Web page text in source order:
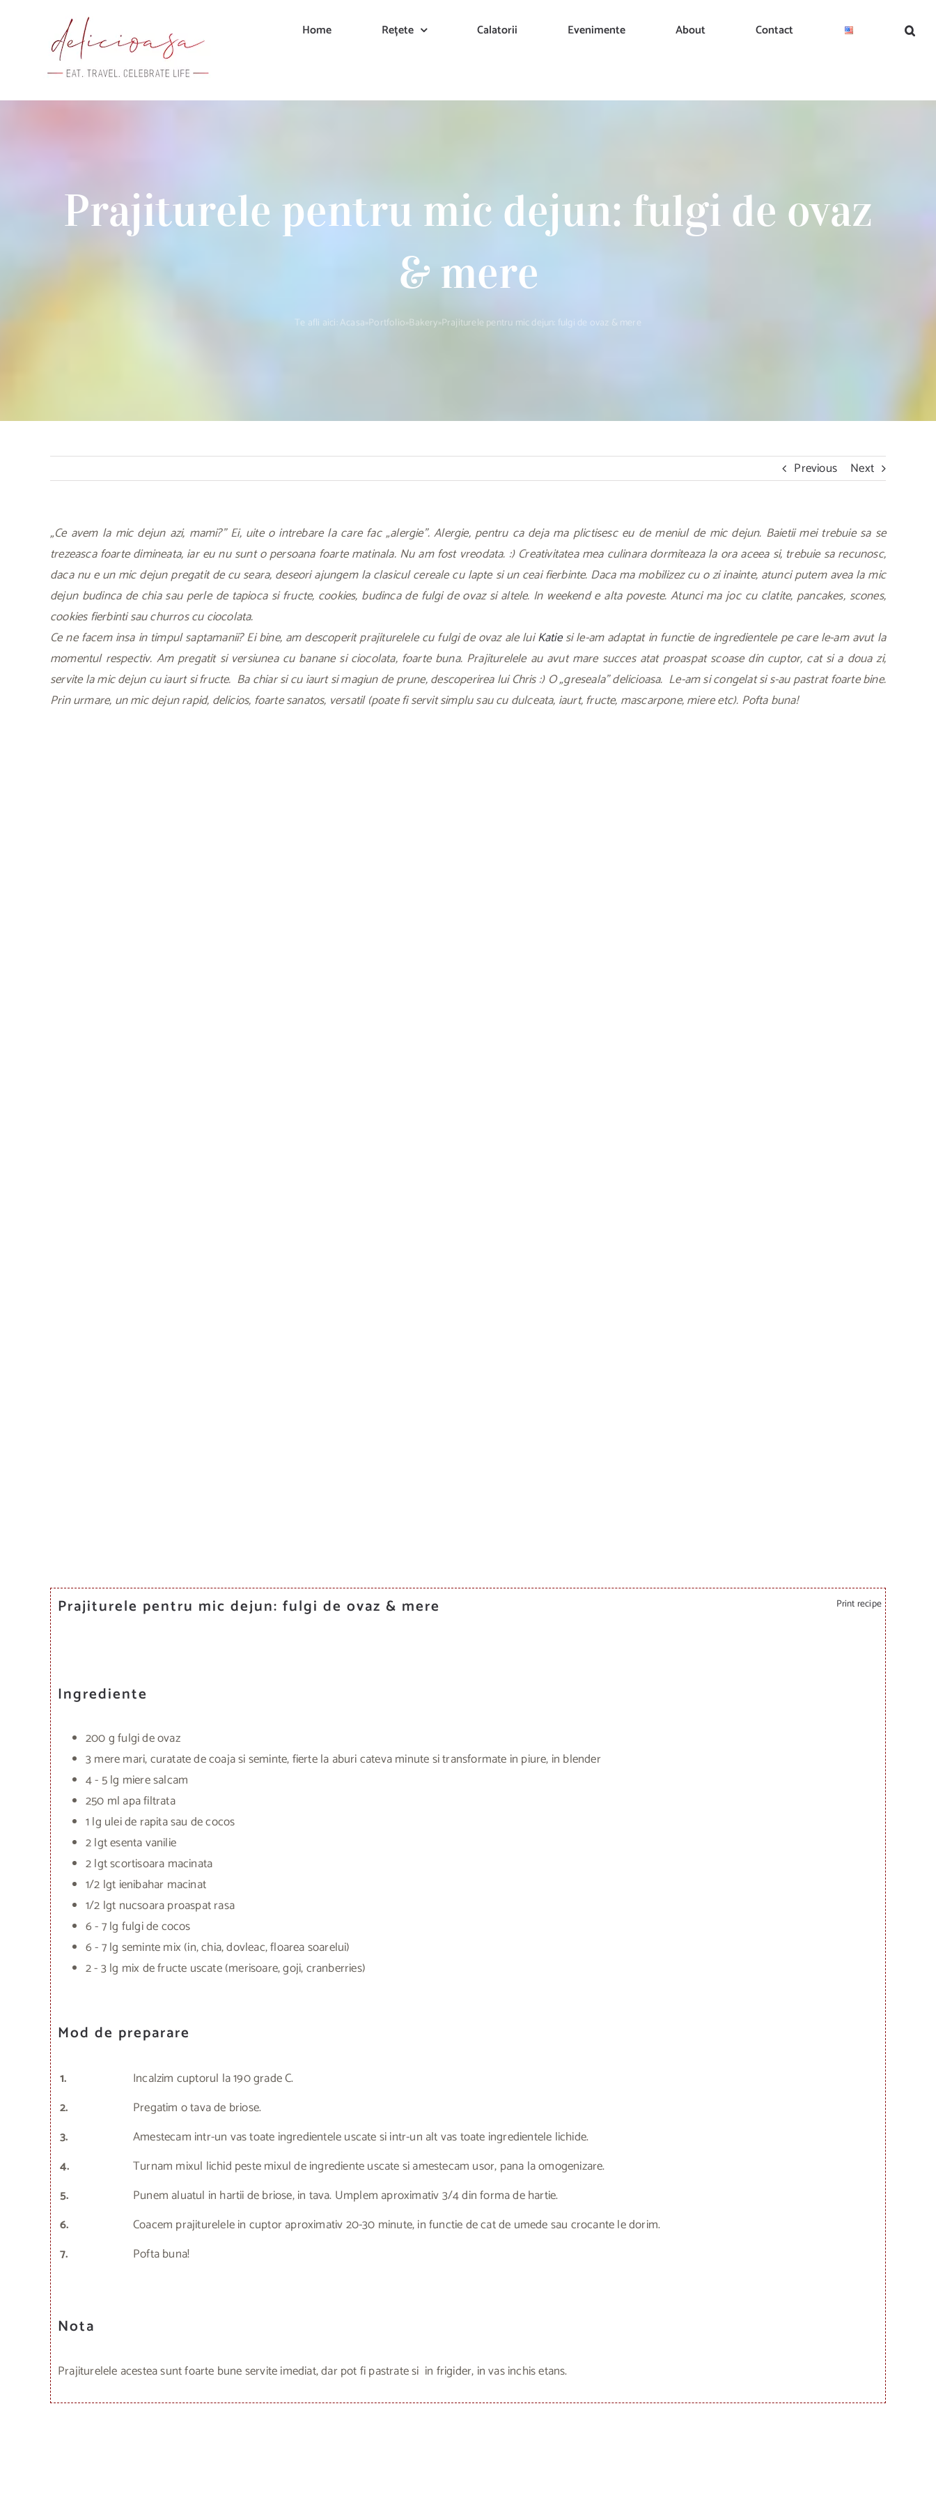
Home Rețete Calatorii Evenimente About Contact
Prajiturele pentru mic dejun: fulgi de ovaz
& mere
Te afli aici:Acasa» Portfolio»Bakery»Prajiturele pentru mic dejun: fulgi de ovaz & mere
Previous Next
„Ce avem la mic dejun azi, mami?” Ei, uite o intrebare la care fac „alergie”. Alergie, pentru ca deja ma plictisesc eu de meniul de mic dejun. Baietii mei trebuie sa se
trezeasca foarte dimineata, iar eu nu sunt o persoana foarte matinala. Nu am fost vreodata. :) Creativitatea mea culinara dormiteaza la ora aceea si, trebuie sa recunosc,
daca nu e un mic dejun pregatit de cu seara, deseori ajungem la clasicul cereale cu lapte si un ceai fierbinte. Daca ma mobilizez cu o zi inainte, atunci putem avea la mic
dejun budinca de chia sau perle de tapioca si fructe, cookies, budinca de fulgi de ovaz si altele. In weekend e alta poveste. Atunci ma joc cu clatite, pancakes, scones,
cookies fierbinti sau churros cu ciocolata.
Ce ne facem insa in timpul saptamanii? Ei bine, am descoperit prajiturelele cu fulgi de ovaz ale luiKatiesi le-am adaptat in functie de ingredientele pe care le-am avut la
momentul respectiv. Am pregatit si versiunea cu banane si ciocolata, foarte buna. Prajiturelele au avut mare succes atat proaspat scoase din cuptor, cat si a doua zi,
servite la mic dejun cu iaurt si fructe. Ba chiar si cu iaurt si magiun de prune, descoperirea lui Chris :) O „greseala” delicioasa. Le-am si congelat si s-au pastrat foarte bine.
Prin urmare, un mic dejun rapid, delicios, foarte sanatos, versatil (poate fi servit simplu sau cu dulceata, iaurt, fructe, mascarpone, miere etc). Pofta buna!
Prajiturele pentru mic dejun: fulgi de ovaz & mere Print recipe
Ingrediente
200 g fulgi de ovaz
3 mere mari, curatate de coaja si seminte, fierte la aburi cateva minute si transformate in piure, in blender
4 - 5 lg miere salcam
250 ml apa filtrata
1 lg ulei de rapita sau de cocos
2 lgt esenta vanilie
2 lgt scortisoara macinata
1/2 lgt ienibahar macinat
1/2 lgt nucsoara proaspat rasa
6 - 7 lg fulgi de cocos
6 - 7 lg seminte mix (in, chia, dovleac, floarea soarelui)
2 - 3 lg mix de fructe uscate (merisoare, goji, cranberries)
Mod de preparare
1.
Incalzim cuptorul la 190 grade C.
2.
Pregatim o tava de briose.
3.
Amestecam intr-un vas toate ingredientele uscate si intr-un alt vas toate ingredientele lichide.
4.
Turnam mixul lichid peste mixul de ingrediente uscate si amestecam usor, pana la omogenizare.
5.
Punem aluatul in hartii de briose, in tava. Umplem aproximativ 3/4 din forma de hartie.
6.
Coacem prajiturelele in cuptor aproximativ 20-30 minute, in functie de cat de umede sau crocante le dorim.
7.
Pofta buna!
Nota
Prajiturelele acestea sunt foarte bune servite imediat, dar pot fi pastrate si in frigider, in vas inchis etans.